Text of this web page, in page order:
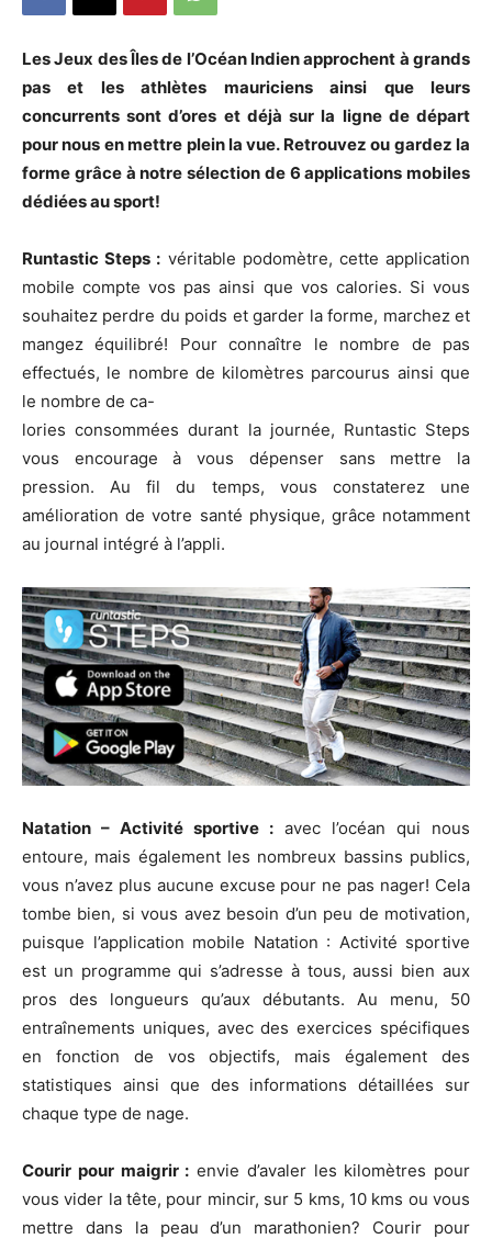
Les Jeux des Îles de l’Océan Indien approchent à grands
pas et les athlètes mauriciens ainsi que leurs
concurrents sont d’ores et déjà sur la ligne de départ
pour nous en mettre plein la vue. Retrouvez ou gardez la
forme grâce à notre sélection de 6 applications mobiles
dédiées au sport!
Runtastic Steps : véritable podomètre, cette application
mobile compte vos pas ainsi que vos calories. Si vous
souhaitez perdre du poids et garder la forme, marchez et
mangez équilibré! Pour connaître le nombre de pas
effectués, le nombre de kilomètres parcourus ainsi que
le nombre de ca-
lories consommées durant la journée, Runtastic Steps
vous encourage à vous dépenser sans mettre la
pression. Au fil du temps, vous constaterez une
amélioration de votre santé physique, grâce notamment
au journal intégré à l’appli.
Natation – Activité sportive : avec l’océan qui nous
entoure, mais également les nombreux bassins publics,
vous n’avez plus aucune excuse pour ne pas nager! Cela
tombe bien, si vous avez besoin d’un peu de motivation,
puisque l’application mobile Natation : Activité sportive
est un programme qui s’adresse à tous, aussi bien aux
pros des longueurs qu’aux débutants. Au menu, 50
entraînements uniques, avec des exercices spécifiques
en fonction de vos objectifs, mais également des
statistiques ainsi que des informations détaillées sur
chaque type de nage.
Courir pour maigrir : envie d’avaler les kilomètres pour
vous vider la tête, pour mincir, sur 5 kms, 10 kms ou vous
mettre dans la peau d’un marathonien? Courir pour